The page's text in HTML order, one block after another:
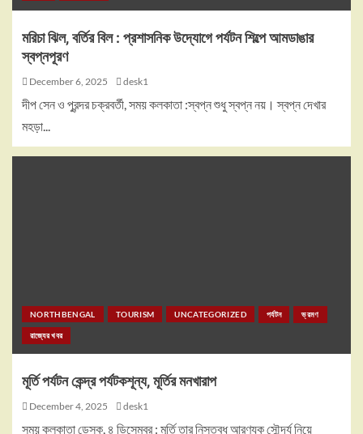
মরিচা ঝিল, বর্তির বিল : প্রশাসনিক উদ্যোগে পর্যটন শিল্পে আমডাঙার
স্বপ্নপূরণ
December 6, 2025 desk1
দীপ সেন ও পুরন্দর চক্রবর্তী, সময় কলকাতা :স্বপ্ন শুধু স্বপ্ন নয়। স্বপ্ন দেখার
মহড়া...
NORTHBENGAL TOURISM UNCATEGORIZED পর্যটন ভ্রমণ
রাজ্যের খবর
মূর্তি পর্যটন কেন্দ্র পর্যটকশূন্য, মূর্তির মনখারাপ
December 4, 2025 desk1
সময় কলকাতা ডেস্ক, ৪ ডিসেম্বর : মূর্তি তার নিস্তব্ধ আরণ্যক সৌন্দর্য নিয়ে